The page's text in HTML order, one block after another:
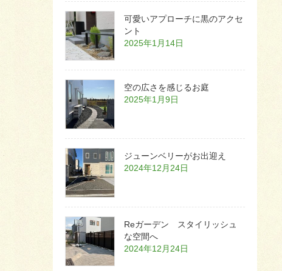
可愛いアプローチに黒のアクセ
ント
2025年1月14日
空の広さを感じるお庭
2025年1月9日
ジューンベリーがお出迎え
2024年12月24日
Reガーデン スタイリッシュ
な空間へ
2024年12月24日